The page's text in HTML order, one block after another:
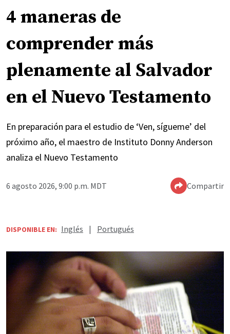
4 maneras de
comprender más
plenamente al Salvador
en el Nuevo Testamento
En preparación para el estudio de ‘Ven, sígueme’ del
próximo año, el maestro de Instituto Donny Anderson
analiza el Nuevo Testamento
6 agosto 2026, 9:00 p.m. MDT Compartir
DISPONIBLE EN: Inglés | Portugués